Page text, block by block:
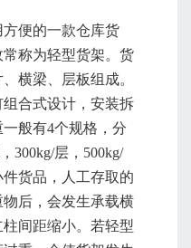
便的一款仓库货
称为轻型货架。货
横梁、层板组成。
合式设计，安装拆
般有4个规格，分
300kg/层，500kg/
货品，人工存取的
后，会发生承载横
间距缩小。若轻型